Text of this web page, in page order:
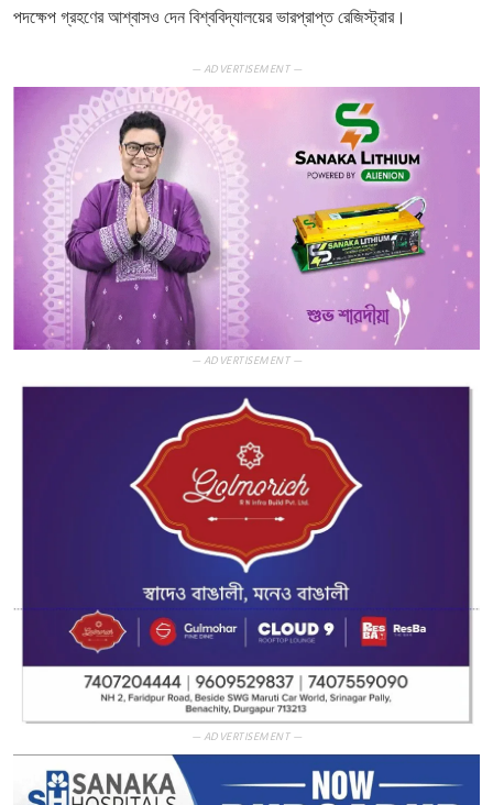
পদক্ষেপ গ্রহণের আশ্বাসও দেন বিশ্ববিদ্যালয়ের ভারপ্রাপ্ত রেজিস্ট্রার।
— ADVERTISEMENT —
— ADVERTISEMENT —
— ADVERTISEMENT —